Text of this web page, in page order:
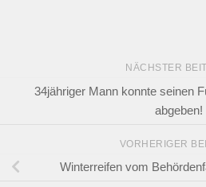
NÄCHSTER
34jähriger Mann konnte seinen
abgeben!
VORHERIGER
Winterreifen vom